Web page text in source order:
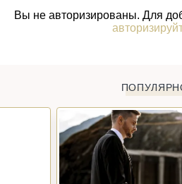
Вы не авторизированы. Для